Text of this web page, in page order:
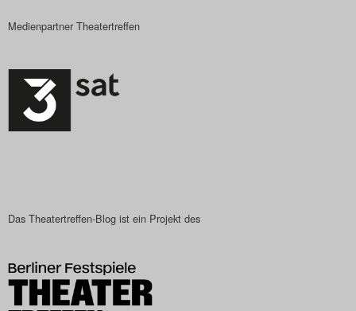
Medienpartner Theatertreffen
Das Theatertreffen-Blog ist ein Projekt des